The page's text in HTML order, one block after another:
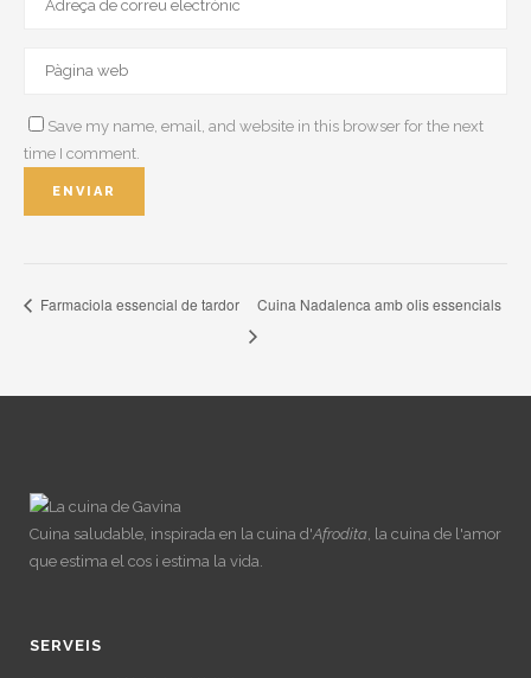
Save my name, email, and website in this browser for the next
time I comment.
Farmaciola essencial de tardor Cuina Nadalenca amb olis essencials
Cuina saludable, inspirada en la cuina d'Afrodita, la cuina de l'amor
que estima el cos i estima la vida.
SERVEIS